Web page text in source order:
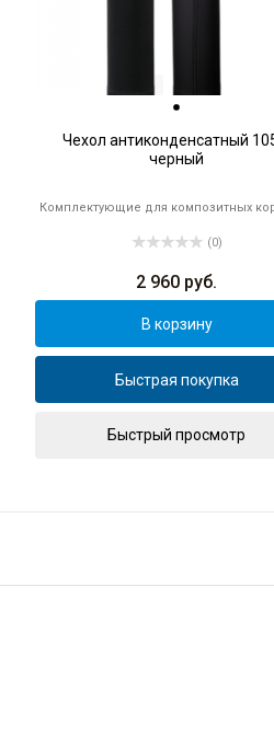
Чехол антиконденсатный
черный
Комплектующие для композитных
(0)
2 960 руб.
В корзину
Быстрая покупка
Быстрый просмотр